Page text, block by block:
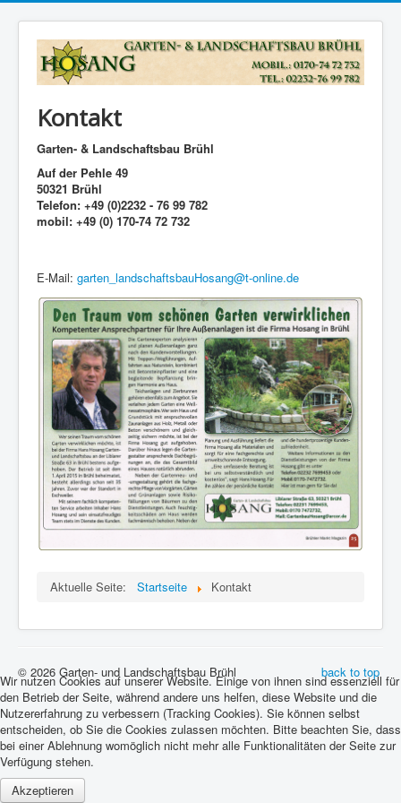
Kontakt
Garten- & Landschaftsbau Brühl
Auf der Pehle 49
50321 Brühl
Telefon: +49 (0)2232 - 76 99 782
mobil: +49 (0) 170-74 72 732
E-Mail: garten_landschaftsbauHosang@t-online.de
Aktuelle Seite: Startseite Kontakt
back to top
© 2026 Garten- und Landschaftsbau Brühl
Wir nutzen Cookies auf unserer Website. Einige von ihnen sind essenziell für
den Betrieb der Seite, während andere uns helfen, diese Website und die
Nutzererfahrung zu verbessern (Tracking Cookies). Sie können selbst
entscheiden, ob Sie die Cookies zulassen möchten. Bitte beachten Sie, dass
bei einer Ablehnung womöglich nicht mehr alle Funktionalitäten der Seite zur
Verfügung stehen.
Akzeptieren